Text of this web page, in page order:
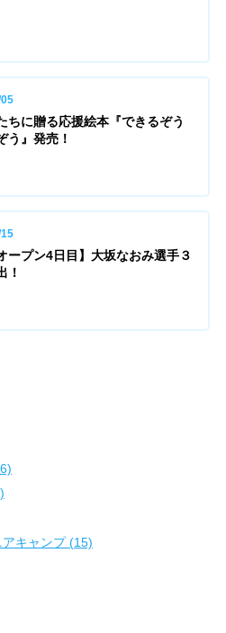
ちに贈る応援絵本『できるぞう
う』発売！
ープン4日目】大坂なおみ選手３
！
キャンプ (15)